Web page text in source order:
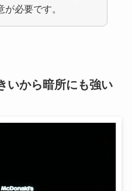
必要です。
いから暗所にも強い